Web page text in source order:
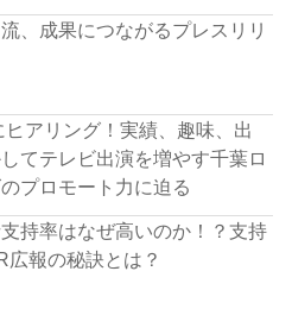
、成果につながるプレスリリ
アリング！実績、趣味、出
てテレビ出演を増やす千葉ロ
プロモート力に迫る
持率はなぜ高いのか！？支持
広報の秘訣とは？